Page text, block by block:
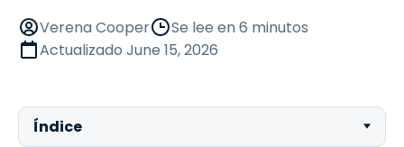
Verena Cooper
Se lee en 6 minutos
Actualizado June 15, 2026
Índice